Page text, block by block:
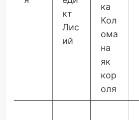
кт
Лис
ий
ка
Кол
ома
на
як
кор
оля